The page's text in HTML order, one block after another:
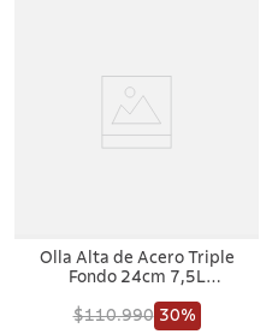
Olla Alta de Acero Triple
Fondo 24cm 7,5L
$110.990 30%